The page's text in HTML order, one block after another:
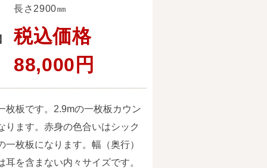
長さ2900㎜
税込価格
88,000円
枚板です。2.9mの一枚板カウン
ます。赤身の色合いはシック
一枚板になります。幅（奥行）
耳を含まない内々サイズです。